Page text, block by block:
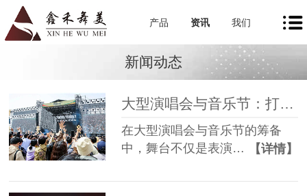
产品 资讯 我们
新闻动态
大型演唱会与音乐节：打造极致视听盛宴的幕后基石
在大型演唱会与音乐节的筹备
中，舞台不仅是表演…
【详情】